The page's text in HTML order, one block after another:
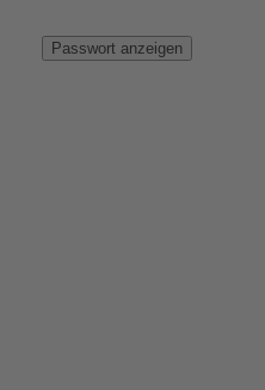
Passwort anzeigen